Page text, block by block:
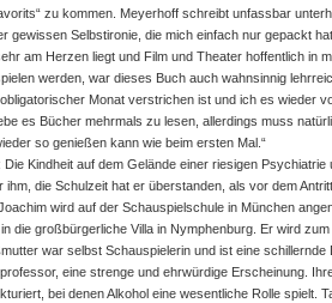
zu kommen. Meyerhoff schreibt unfassbar
gewissen Selbstironie, die mich einfach nur gepackt
am Herzen liegt und Film und Theater hoffentlich in
werden, war dieses Buch auch wahnsinnig
Monat verstrichen ist und ich es wieder
es Bücher mehrmals zu lesen, allerdings muss
so genießen kann wie beim ersten Mal.“
Die Kindheit auf dem Gelände einer riesigen
ihm, die Schulzeit hat er überstanden, als vor dem
wird auf der Schauspielschule in München
die großbürgerliche Villa in Nymphenburg. Er wird
war selbst Schauspielerin und ist eine
eine strenge und ehrwürdige Erscheinung.
bei denen Alkohol eine wesentliche Rolle spielt.